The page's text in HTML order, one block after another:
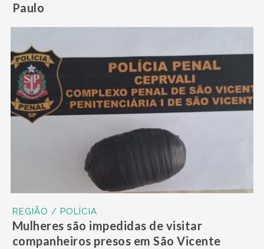
Paulo
REGIÃO / POLÍCIA
Mulheres são impedidas de visitar
companheiros presos em São Vicente